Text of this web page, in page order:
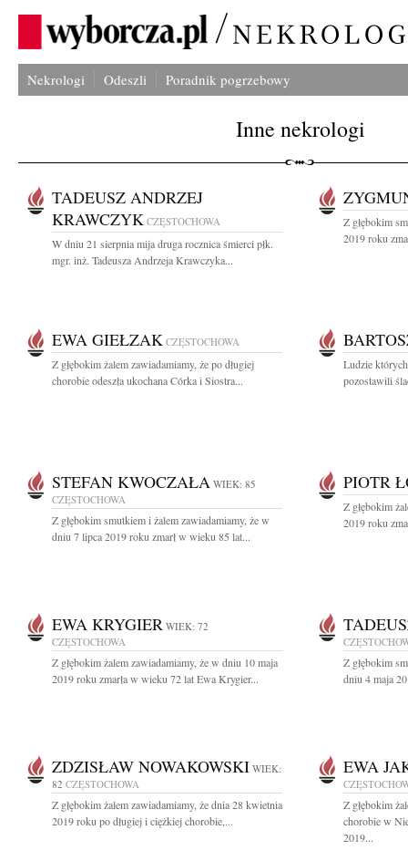
Nekrologi Odeszli Poradnik pogrzebowy
Inne nekrologi
TADEUSZ ANDRZEJ
KRAWCZYK CZĘSTOCHOWA
W dniu 21 sierpnia mija druga rocznica śmierci płk.
mgr. inż. Tadeusza Andrzeja Krawczyka...
Z głębokim
2019 roku
EWA GIEŁZAK CZĘSTOCHOWA
Z głębokim żalem zawiadamiamy, że po długiej
chorobie odeszła ukochana Córka i Siostra...
Ludzie
pozostawili
STEFAN KWOCZAŁA WIEK: 85
CZĘSTOCHOWA
Z głębokim smutkiem i żalem zawiadamiamy, że w
dniu 7 lipca 2019 roku zmarł w wieku 85 lat...
PIOTR
Z głębokim
2019 roku
EWA KRYGIER WIEK: 72
CZĘSTOCHOWA
Z głębokim żalem zawiadamiamy, że w dniu 10 maja
2019 roku zmarła w wieku 72 lat Ewa Krygier...
Z głębokim
dniu 4 maja
ZDZISŁAW NOWAKOWSKI WIEK:
82 CZĘSTOCHOWA
Z głębokim żalem zawiadamiamy, że dnia 28 kwietnia
2019 roku po długiej i ciężkiej chorobie,...
EWA
Z głębokim
chorobie w
2019...